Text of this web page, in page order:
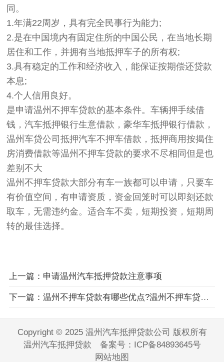
同。
1.年满22周岁，具有完全民事行为能力;
2.是在中国境内有固定住所的中国公民，在当地长期
居住和工作，并拥有当地抵押车子的所有权;
3.具有稳定的工作和经济收入，能保证按期偿还贷款
本息;
4.个人信用良好。
是申请温州不押车贷款的基本条件。车辆押手续借
钱，汽车抵押银行生意借款，豪华车抵押银行借款，
温州车贷公司抵押汽车不押车借款，抵押商用按揭住
房消费借款等温州不押车贷款的要求不尽相同但是也
差别不大
温州不押车贷款大部分有车一族都可以申请，只要车
有价值空间，有申请资质，资金回笼时可以即刻还款
取车，无需违约金。适合车不卖，短期投资，短期周
转的最佳选择。
上一篇：申请温州汽车抵押贷款注意事项
下一篇：温州不押车贷款有哪些优点?温州不押车贷款优势在哪些方面?
Copyright © 2025 温州汽车抵押贷款公司 版权所有
温州汽车抵押贷款 备案号： ICP备84893645号
网站地图